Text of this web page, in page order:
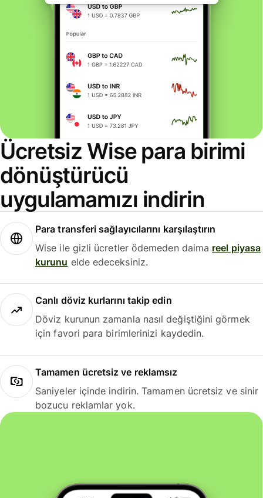
Ücretsiz Wise para birimi
dönüştürücü
uygulamamızı indirin
Para transferi sağlayıcılarını karşılaştırın
Wise ile gizli ücretler ödemeden daima reel piyasa
kurunu elde edeceksiniz.
Canlı döviz kurlarını takip edin
Döviz kurunun zamanla nasıl değiştiğini görmek
için favori para birimlerinizi kaydedin.
Tamamen ücretsiz ve reklamsız
Saniyeler içinde indirin. Tamamen ücretsiz ve sinir
bozucu reklamlar yok.